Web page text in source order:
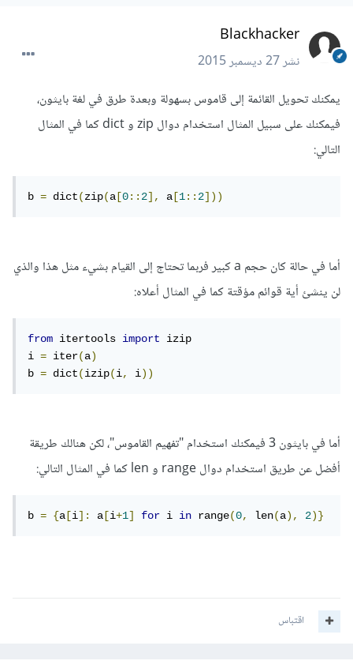
Blackhacker
نشر27 ديسمبر 2015
يمكنك تحويل القائمة إلى قاموس بسهولة وبعدة طرق في لغة بايثون،
فيمكنك على سبيل المثال استخدام دوال zip و dict كما في المثال
التالي:
b = dict(zip(a [0::2], a [1::2]))
أما في حالة كان حجم a كبير فربما تحتاج إلى القيام بشيء مثل هذا والذي
لن ينشئ أية قوائم مؤقتة كما في المثال أعلاه:
from itertools import
izip
i = iter(a)
b = dict(izip(i, i))
أما في بايثون 3 فيمكنك استخدام "تفهيم القاموس"، لكن هنالك طريقة
أفضل عن طريق استخدام دوال range و len كما في المثال التالي:
b = {a [i]: a [i+1] for i in range(0, len(a), 2)}
اقتباس